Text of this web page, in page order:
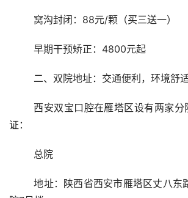
	窝沟封闭：88元/颗（买三送一）
	早期干预矫正：4800元起
二、双院地址：交通便利，环境舒
证：
	总院
	地址：陕西省西安市雁塔区丈八东路8号通信学院2号